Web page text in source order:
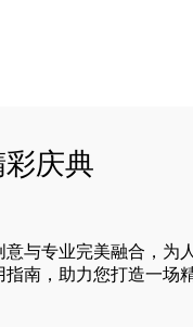
庆典
与专业完美融合，为
南，助力您打造一场